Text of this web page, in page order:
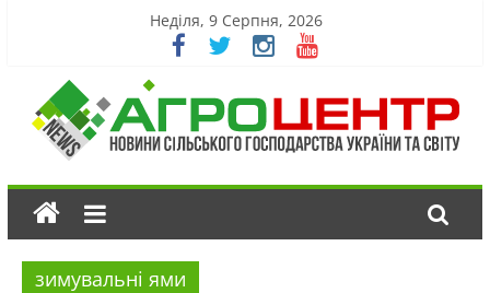
Неділя, 9 Серпня, 2026
зимувальні ями